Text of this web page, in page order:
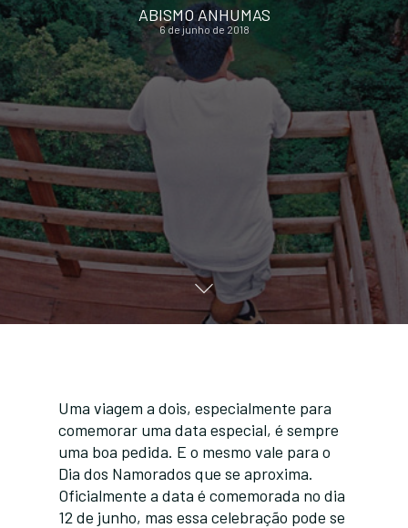
ABISMO ANHUMAS
6 de junho de 2018
Uma viagem a dois, especialmente para
comemorar uma data especial, é sempre
uma boa pedida. E o mesmo vale para o
Dia dos Namorados que se aproxima.
Oficialmente a data é comemorada no dia
12 de junho, mas essa celebração pode se